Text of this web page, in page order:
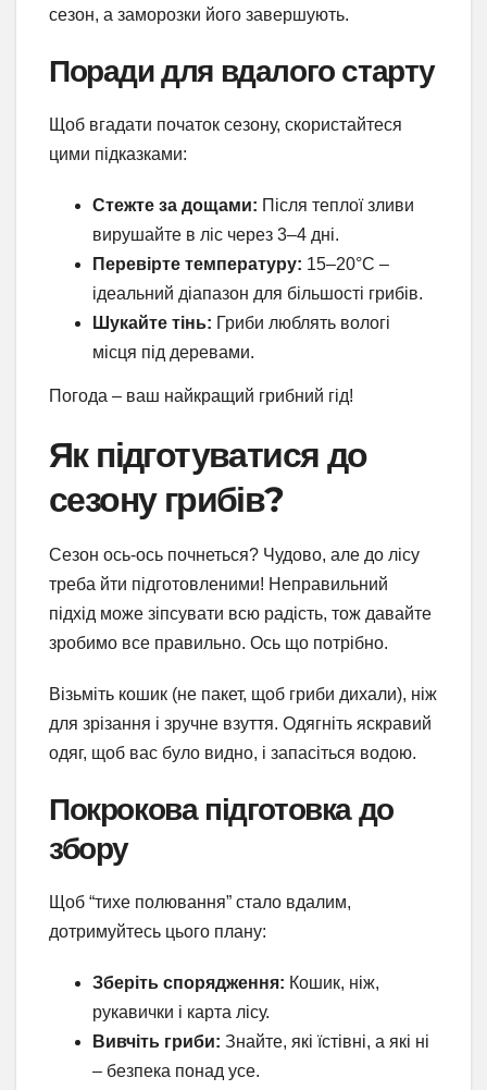
сезон, а заморозки його завершують.
Поради для вдалого старту
Щоб вгадати початок сезону, скористайтеся
цими підказками:
Стежте за дощами: Після теплої зливи
вирушайте в ліс через 3–4 дні.
Перевірте температуру: 15–20°C –
ідеальний діапазон для більшості грибів.
Шукайте тінь: Гриби люблять вологі
місця під деревами.
Погода – ваш найкращий грибний гід!
Як підготуватися до
сезону грибів?
Сезон ось-ось почнеться? Чудово, але до лісу
треба йти підготовленими! Неправильний
підхід може зіпсувати всю радість, тож давайте
зробимо все правильно. Ось що потрібно.
Візьміть кошик (не пакет, щоб гриби дихали), ніж
для зрізання і зручне взуття. Одягніть яскравий
одяг, щоб вас було видно, і запасіться водою.
Покрокова підготовка до
збору
Щоб “тихе полювання” стало вдалим,
дотримуйтесь цього плану:
Зберіть спорядження: Кошик, ніж,
рукавички і карта лісу.
Вивчіть гриби: Знайте, які їстівні, а які ні
– безпека понад усе.